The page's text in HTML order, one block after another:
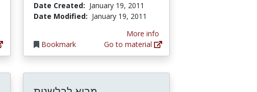
Date Created: January 19, 2011
Date Modified: January 19, 2011
Bookmark
More info
Go to material